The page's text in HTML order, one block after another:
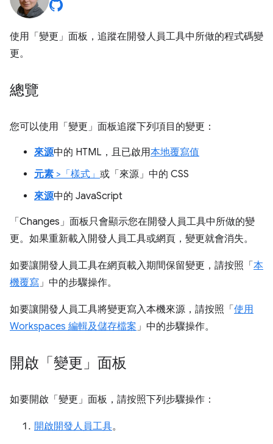
使用「變更」 面板，追蹤在開發人員工具中所做的程式碼變
更。
總覽
您可以使用「變更」 面板追蹤下列項目的變更：
來源中的 HTML，且已啟用本地覆寫值
元素 >「樣式」 或「來源」 中的 CSS
來源中的 JavaScript
「Changes」 面板只會顯示您在開發人員工具中所做的變
更。如果重新載入開發人員工具或網頁，變更就會消失。
如要讓開發人員工具在網頁載入期間保留變更，請按照「 本
機覆寫」中的步驟操作。
如要讓開發人員工具將變更寫入本機來源，請按照「 使用
Workspaces 編輯及儲存檔案」中的步驟操作。
開啟「變更」面板
如要開啟「變更」 面板，請按照下列步驟操作：
開啟開發人員工具。